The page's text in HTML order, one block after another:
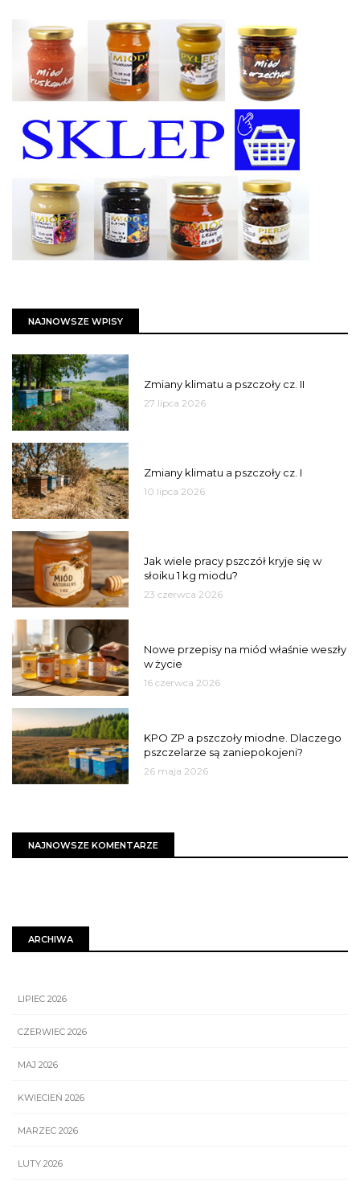
NAJNOWSZE WPISY
Zmiany klimatu a pszczoły cz. II
27 lipca 2026
Zmiany klimatu a pszczoły cz. I
10 lipca 2026
Jak wiele pracy pszczół kryje się w
słoiku 1 kg miodu?
23 czerwca 2026
Nowe przepisy na miód właśnie weszły
w życie
16 czerwca 2026
KPO ZP a pszczoły miodne. Dlaczego
pszczelarze są zaniepokojeni?
26 maja 2026
NAJNOWSZE KOMENTARZE
ARCHIWA
LIPIEC 2026
CZERWIEC 2026
MAJ 2026
KWIECIEŃ 2026
MARZEC 2026
LUTY 2026